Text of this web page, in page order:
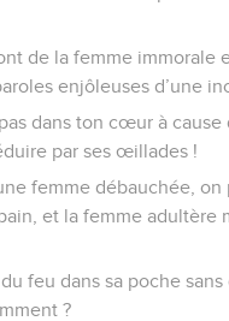
de la femme immorale
enjôleuses d’une
dans ton cœur à cause
par ses œillades !
femme débauchée,
et la femme adultère
feu dans sa poche sans
?